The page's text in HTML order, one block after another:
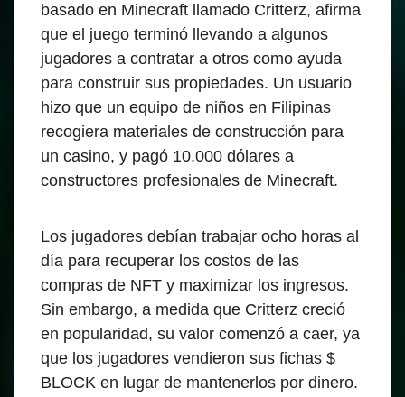
basado en Minecraft llamado Critterz, afirma
que el juego terminó llevando a algunos
jugadores a contratar a otros como ayuda
para construir sus propiedades. Un usuario
hizo que un equipo de niños en Filipinas
recogiera materiales de construcción para
un casino, y pagó 10.000 dólares a
constructores profesionales de Minecraft.
Los jugadores debían trabajar ocho horas al
día para recuperar los costos de las
compras de NFT y maximizar los ingresos.
Sin embargo, a medida que Critterz creció
en popularidad, su valor comenzó a caer, ya
que los jugadores vendieron sus fichas $
BLOCK en lugar de mantenerlos por dinero.